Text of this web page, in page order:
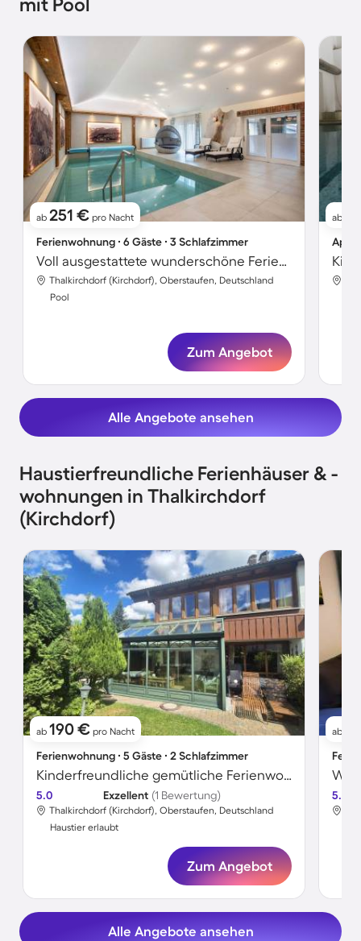
mit Pool
ab 251 € pro Nacht
Ferienwohnung ∙ 6 Gäste ∙ 3 Schlafzimmer
Voll ausgestattete wunderschöne Ferienwohnung mit Terrasse, schnellem Internet und beheiztem Pool
Thalkirchdorf (Kirchdorf), Oberstaufen, Deutschland
Pool
Zum Angebot
ab
Alle Angebote ansehen
Haustierfreundliche Ferienhäuser & -
wohnungen in Thalkirchdorf
(Kirchdorf)
ab 190 € pro Nacht
Ferienwohnung ∙ 5 Gäste ∙ 2 Schlafzimmer
Kinderfreundliche gemütliche Ferienwohnung mit Grill, Garten und Terrasse | Haustiere sind willkommen
5.0 Exzellent (1 Bewertung)
Thalkirchdorf (Kirchdorf), Oberstaufen, Deutschland
Haustier erlaubt
Zum Angebot
ab
5.0
Alle Angebote ansehen